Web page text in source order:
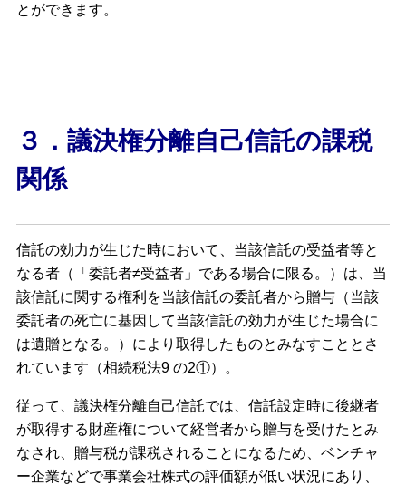
とができます。
３．議決権分離自己信託の課税
関係
信託の効力が生じた時において、当該信託の受益者等と
なる者（「委託者≠受益者」である場合に限る。）は、当
該信託に関する権利を当該信託の委託者から贈与（当該
委託者の死亡に基因して当該信託の効力が生じた場合に
は遺贈となる。）により取得したものとみなすこととさ
れています（相続税法9 の2①）。
従って、議決権分離自己信託では、信託設定時に後継者
が取得する財産権について経営者から贈与を受けたとみ
なされ、贈与税が課税されることになるため、ベンチャ
ー企業などで事業会社株式の評価額が低い状況にあり、